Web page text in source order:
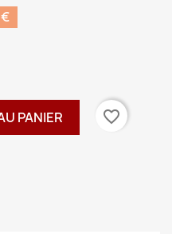
PANIER favorite_border